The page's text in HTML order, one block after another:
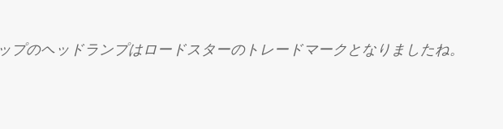
プのヘッドランプはロードスターのトレードマークとなりましたね。